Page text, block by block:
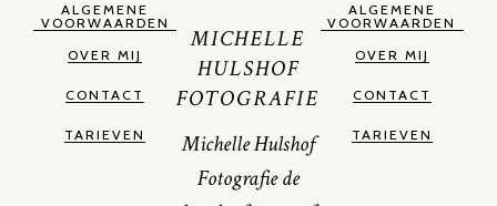
ALGEMENE
VOORWAARDEN
OVER MIJ
CONTACT
TARIEVEN
MICHELLE
HULSHOF
FOTOGRAFIE
Michelle Hulshof
Fotografie de
ALGEMENE
VOORWAARDEN
OVER MIJ
CONTACT
TARIEVEN